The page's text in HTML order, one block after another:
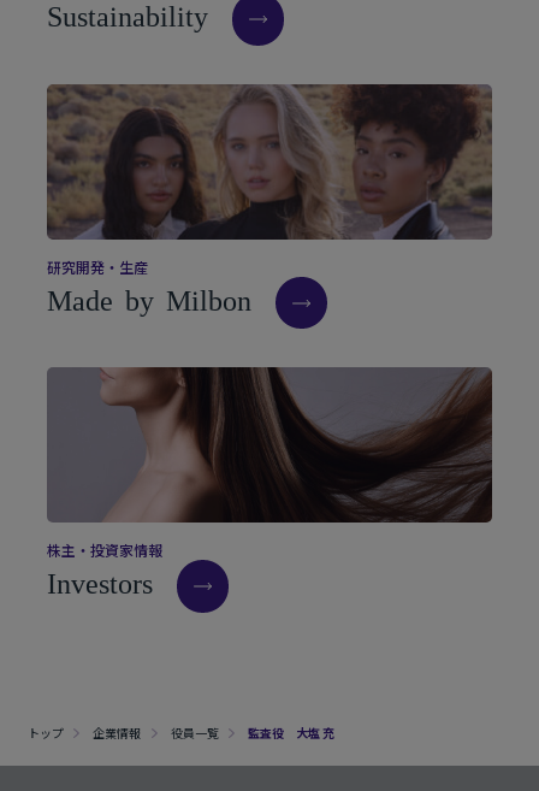
Sustainability
研究開発・ 生産
Made by Milbon
株主 ・ 投資家情報
Investors
トップ 企業情報 役員一覧 監査役 大塩 充